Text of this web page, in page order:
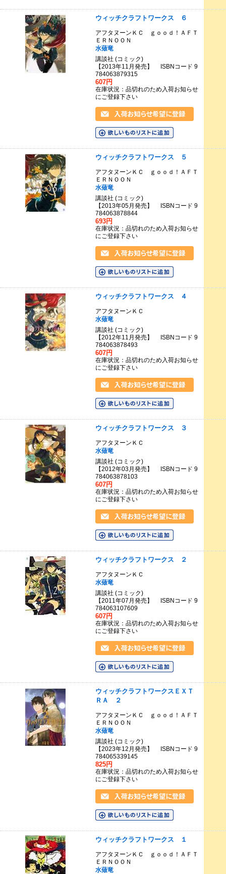
ウィッチクラフトワークス ６
アフタヌーンＫＣ ｇｏｏｄ！ＡＦＴ
ＥＲＮＯＯＮ
水薙竜
講談社 (コミック)
【2013年11月発売】 ISBNコード 9
784063879315
607円
在庫状況：品切れのため入荷お知らせ
にご登録下さい
ウィッチクラフトワークス ５
アフタヌーンＫＣ ｇｏｏｄ！ＡＦＴ
ＥＲＮＯＯＮ
水薙竜
講談社 (コミック)
【2013年05月発売】 ISBNコード 9
784063878844
693円
在庫状況：品切れのため入荷お知らせ
にご登録下さい
ウィッチクラフトワークス ４
アフタヌーンＫＣ
水薙竜
講談社 (コミック)
【2012年11月発売】 ISBNコード 9
784063878493
607円
在庫状況：品切れのため入荷お知らせ
にご登録下さい
ウィッチクラフトワークス ３
アフタヌーンＫＣ
水薙竜
講談社 (コミック)
【2012年03月発売】 ISBNコード 9
784063878103
607円
在庫状況：品切れのため入荷お知らせ
にご登録下さい
ウィッチクラフトワークス ２
アフタヌーンＫＣ
水薙竜
講談社 (コミック)
【2011年07月発売】 ISBNコード 9
784063107609
607円
在庫状況：品切れのため入荷お知らせ
にご登録下さい
ウィッチクラフトワークスＥＸＴ
ＲＡ ２
アフタヌーンＫＣ ｇｏｏｄ！ＡＦＴ
ＥＲＮＯＯＮ
水薙竜
講談社 (コミック)
【2023年12月発売】 ISBNコード 9
784065339145
825円
在庫状況：品切れのため入荷お知らせ
にご登録下さい
ウィッチクラフトワークス １
アフタヌーンＫＣ ｇｏｏｄ！ＡＦＴ
ＥＲＮＯＯＮ
水薙竜